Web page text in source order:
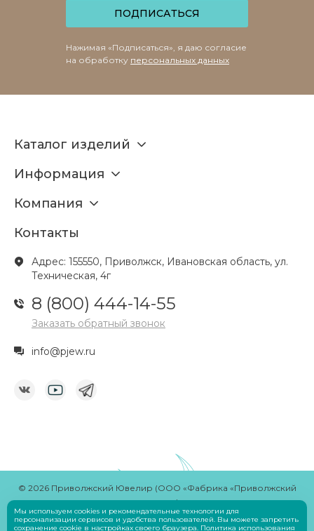
ПОДПИСАТЬСЯ
Нажимая «Подписаться», я даю согласие
на обработку персональных данных
Каталог изделий
Информация
Компания
Контакты
Адрес: 155550, Приволжск, Ивановская область, ул.
Техническая, 4г
8 (800) 444-14-55
Заказать обратный звонок
info@pjew.ru
© 2026 Приволжский Ювелир (ООО «Фабрика «Приволжский
ювелир»)
РазработчикSavin Denis
Мы используем cookies и рекомендательные технологии для
персонализации сервисов и удобства пользователей. Вы можете запретить
сохранение cookie в настройках своего браузера. Политика использования